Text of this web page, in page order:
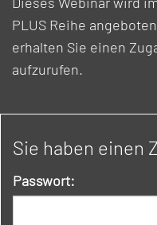
PLUS Reihe
erhalten Sie einen
aufzurufen.
Sie haben einen
Passwort: